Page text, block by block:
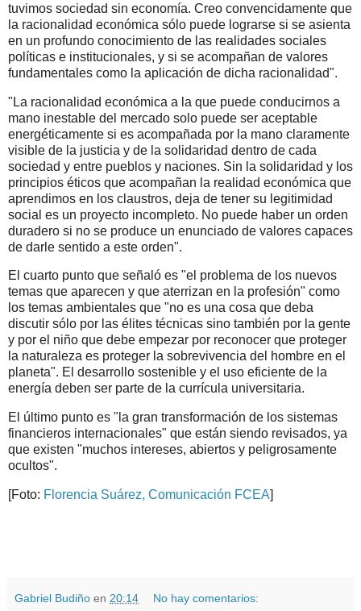
tuvimos sociedad sin economía. Creo convencidamente que
la racionalidad económica sólo puede lograrse si se asienta
en un profundo conocimiento de las realidades sociales
políticas e institucionales, y si se acompañan de valores
fundamentales como la aplicación de dicha racionalidad".
"La racionalidad económica a la que puede conducirnos a
mano inestable del mercado solo puede ser aceptable
energéticamente si es acompañada por la mano claramente
visible de la justicia y de la solidaridad dentro de cada
sociedad y entre pueblos y naciones. Sin la solidaridad y los
principios éticos que acompañan la realidad económica que
aprendimos en los claustros, deja de tener su legitimidad
social es un proyecto incompleto. No puede haber un orden
duradero si no se produce un enunciado de valores capaces
de darle sentido a este orden".
El cuarto punto que señaló es "el problema de los nuevos
temas que aparecen y que aterrizan en la profesión" como
los temas ambientales que "no es una cosa que deba
discutir sólo por las élites técnicas sino también por la gente
y por el niño que debe empezar por reconocer que proteger
la naturaleza es proteger la sobrevivencia del hombre en el
planeta". El desarrollo sostenible y el uso eficiente de la
energía deben ser parte de la currícula universitaria.
El último punto es "la gran transformación de los sistemas
financieros internacionales" que están siendo revisados, ya
que existen "muchos intereses, abiertos y peligrosamente
ocultos".
[Foto: Florencia Suárez, Comunicación FCEA]
Gabriel Budiño en 20:14 No hay comentarios: